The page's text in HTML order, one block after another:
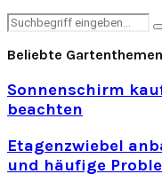
Search
Beliebte Gartenthemen
Sonnenschirm
beachten
Etagenzwiebel
und häufige